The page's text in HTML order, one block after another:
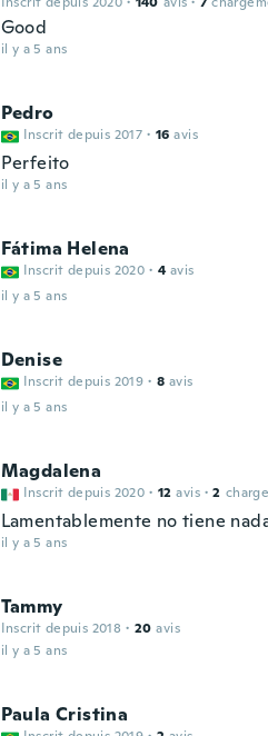
Good
il y a 5 ans
Pedro
Inscrit depuis 2017 · 16 avis
Perfeito
il y a 5 ans
Fátima Helena
Inscrit depuis 2020 · 4 avis
il y a 5 ans
Denise
Inscrit depuis 2019 · 8 avis
il y a 5 ans
Magdalena
Inscrit depuis 2020 · 12 avis · 2
Lamentablemente no tiene
il y a 5 ans
Tammy
Inscrit depuis 2018 · 20 avis
il y a 5 ans
Paula Cristina